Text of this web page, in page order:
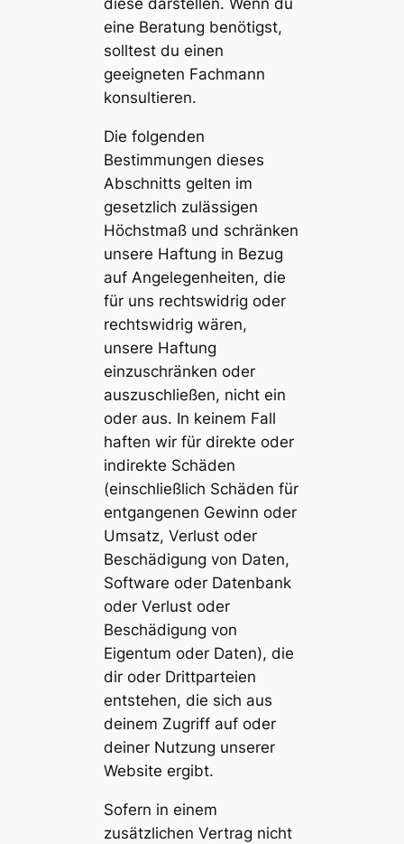
diese darstellen. Wenn du
eine Beratung benötigst,
solltest du einen
geeigneten Fachmann
konsultieren.
Die folgenden
Bestimmungen dieses
Abschnitts gelten im
gesetzlich zulässigen
Höchstmaß und schränken
unsere Haftung in Bezug
auf Angelegenheiten, die
für uns rechtswidrig oder
rechtswidrig wären,
unsere Haftung
einzuschränken oder
auszuschließen, nicht ein
oder aus. In keinem Fall
haften wir für direkte oder
indirekte Schäden
(einschließlich Schäden für
entgangenen Gewinn oder
Umsatz, Verlust oder
Beschädigung von Daten,
Software oder Datenbank
oder Verlust oder
Beschädigung von
Eigentum oder Daten), die
dir oder Drittparteien
entstehen, die sich aus
deinem Zugriff auf oder
deiner Nutzung unserer
Website ergibt.
Sofern in einem
zusätzlichen Vertrag nicht